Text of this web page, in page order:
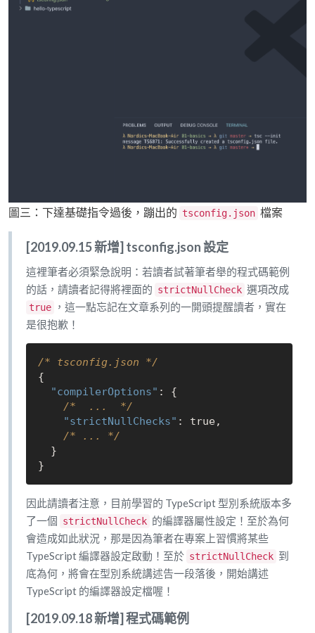
圖三：下達基礎指令過後，蹦出的 tsconfig.json 檔案
[2019.09.15 新增] tsconfig.json 設定
這裡筆者必須緊急說明：若讀者試著筆者舉的程式碼範例
的話，請讀者記得將裡面的 strictNullCheck 選項改成
true
，這一點忘記在文章系列的一開頭提醒讀者，實在
是很抱歉！
/* tsconfig.json */
{
"compilerOptions" : {
/*  ...  */
"strictNullChecks" : true,
/* ... */
因此請讀者注意，目前學習的 TypeScript 型別系統版本多
了一個 strictNullCheck 的編譯器屬性設定！至於為何
會造成如此狀況，那是因為筆者在專案上習慣將某些
TypeScript 編譯器設定啟動！至於 strictNullCheck 到
底為何，將會在型別系統講述告一段落後，開始講述
TypeScript 的編譯器設定檔喔！
[2019.09.18 新增] 程式碼範例